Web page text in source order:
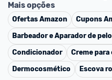
Mais opções
OfertasAmazon Cupons
Barbeador e Aparador de
Condicionador
Creme para
Dermocosmético
Escova